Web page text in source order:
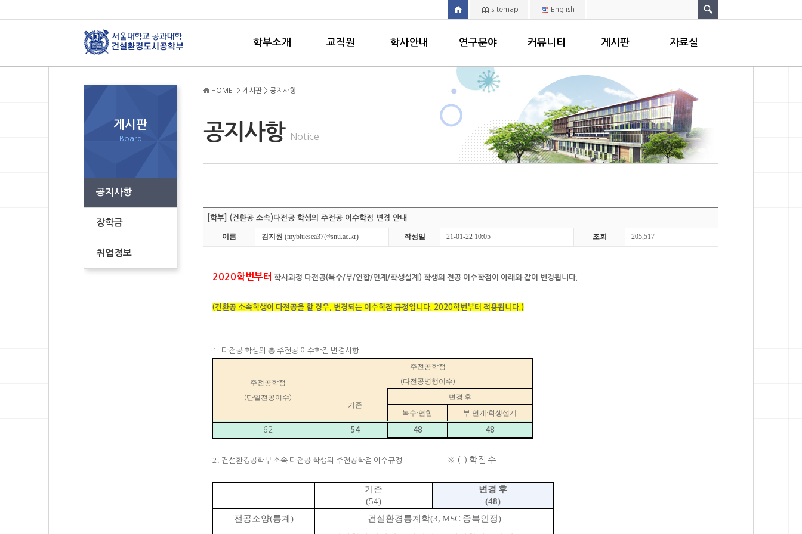
sitemap English
학부소개 교직원 학사안내 연구분야 커뮤니티 게시판 자료실
게시판
Board
공지사항
장학금
취업정보
공지사항 Notice
HOME > 게시판 > 공지사항
[학부] (건환공 소속)다전공 학생의 주전공 이수학점 변경 안내
이름 김지원 (mybluesea37@snu.ac.kr) 작성일 21-01-22 10:05 조회 205,517
2020학번부터 학사과정 다전공(복수/부/연합/연계/학생설계) 학생의 전공 이수학점이 아래와 같이 변경됩니다.
(건환공 소속학생이 다전공을 할 경우, 변경되는 이수학점 규정입니다. 2020학번부터 적용됩니다.)
1. 다전공 학생의 총 주전공 이수학점 변경사항
주전공학점
(단일전공이수)
주전공학점
(다전공병행이수)
기존
변경 후
복수·연합 부·연계 ·학생설계
62 54 48 48
2. 건설환경공학부 소속 다전공 학생의 주전공학점 이수규정 ※ ( ) 학점 수
기존
(54)
변경 후
(48)
전공소양(통계 ) 건설환경통계학(3, MSC 중복인정)